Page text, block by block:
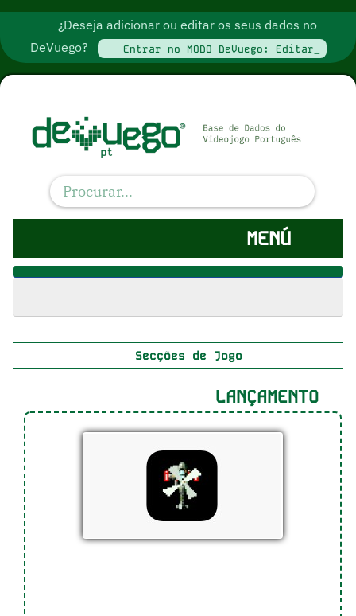
¿Deseja adicionar ou editar os seus dados no
DeVuego?
Entrar no MODO DeVuego: Editar_
MENÚ
Secções de Jogo
LANÇAMENTO